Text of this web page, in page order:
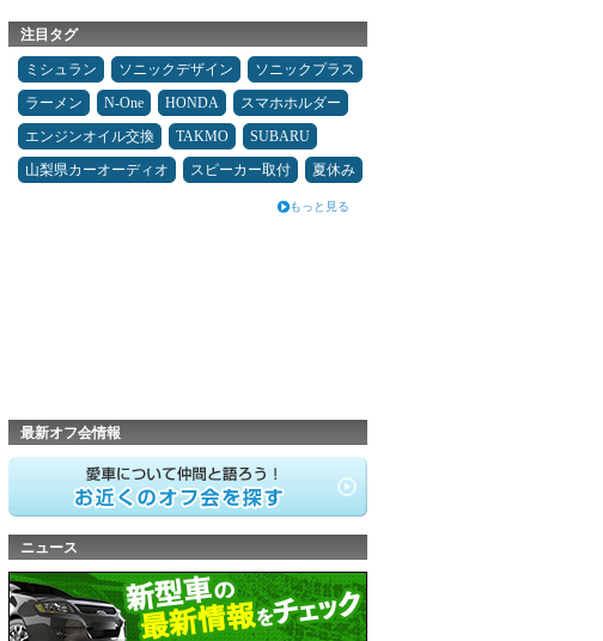
注目タグ
ミシュラン ソニックデザイン
ソニックプラス
ラーメン
N-One HONDA
スマホホルダー
エンジンオイル交換
TAKMO
SUBARU
山梨県カーオーディオ
スピーカー取付 夏休み
もっと見る
最新オフ会情報
ニュース